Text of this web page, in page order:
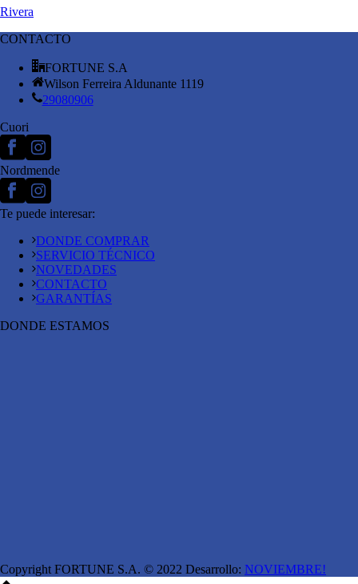
Rivera
CONTACTO
FORTUNE S.A
Wilson Ferreira Aldunante 1119
29080906
Cuori
Nordmende
Te puede interesar:
DONDE COMPRAR
SERVICIO TÉCNICO
NOVEDADES
CONTACTO
GARANTÍAS
DONDE ESTAMOS
Copyright FORTUNE S.A. © 2022 Desarrollo: NOVIEMBRE!